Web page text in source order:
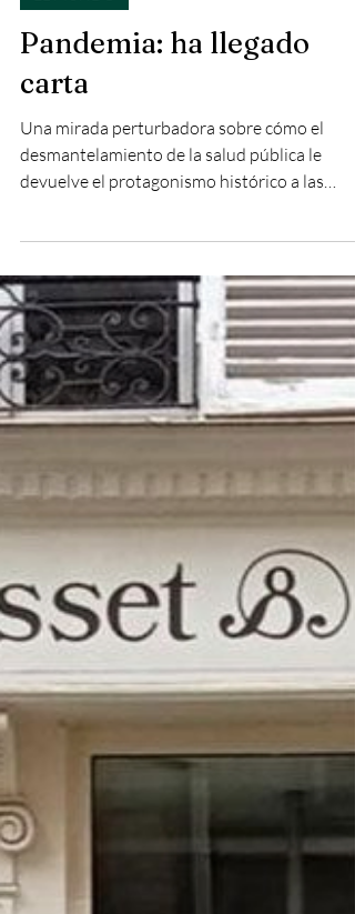
En Tiempo Argentino
EL MUNDO
Pandemia: ha llegado
carta
Una mirada perturbadora sobre cómo el
desmantelamiento de la salud pública le
devuelve el protagonismo histórico a las
peores plagas de la humanidad.